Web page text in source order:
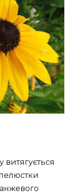
витягується